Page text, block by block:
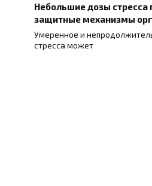
Небольшие дозы стресса
защитные механизмы
Умеренное и
стресса может